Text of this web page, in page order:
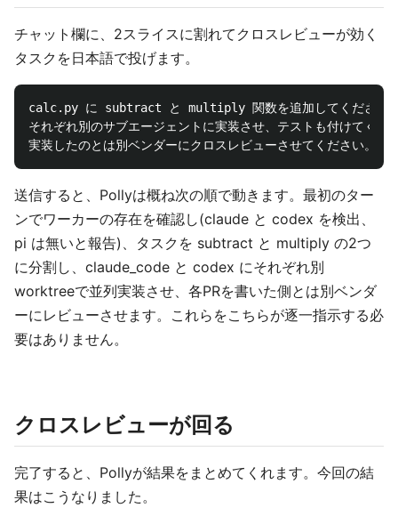
チャット欄に、2スライスに割れてクロスレビューが効く
タスクを日本語で投げます。
calc.py に subtract と multiply 関数を追加してください
それぞれ別のサブエージェントに実装させ、テストも付けてくだ
送信すると、Pollyは概ね次の順で動きます。最初のター
ンでワーカーの存在を確認し(claude と codex を検出、
pi は無いと報告)、タスクを subtract と multiply の2つ
に分割し、claude_code と codex にそれぞれ別
worktreeで並列実装させ、各PRを書いた側とは別ベンダ
ーにレビューさせます。これらをこちらが逐一指示する必
要はありません。
クロスレビューが回る
完了すると、Pollyが結果をまとめてくれます。今回の結
果はこうなりました。